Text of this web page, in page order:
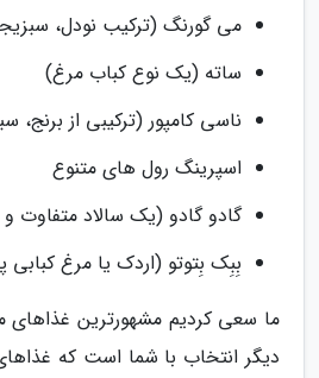
می گورنگ (ترکیب نودل،
ساته (یک نوع کباب مرغ)
ناسی کامپور (ترکیبی از
اسپرینگ رول های متنوع
گادو گادو (یک سالاد متفاوت
بِبِک بِتوتو (اردک یا مرغ کبابی
ما سعی کردیم مشهورترین غذاهای
دیگر انتخاب با شما است که